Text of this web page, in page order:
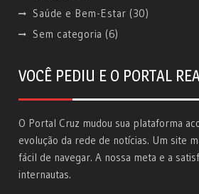
Saúde e Bem-Estar (30)
Sem categoria (6)
VOCÊ PEDIU E O PORTAL
O Portal Cruz mudou sua plataforma
evolução da rede de notícias. Um site
fácil de navegar. A nossa meta e a
internautas.